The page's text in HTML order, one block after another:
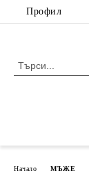
Профил
Начало МЪЖЕ